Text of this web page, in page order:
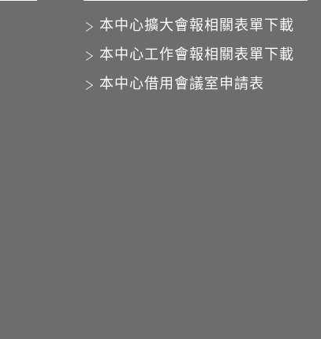
本中心擴大會報相關表單下載
本中心工作會報相關表單下載
本中心借用會議室申請表